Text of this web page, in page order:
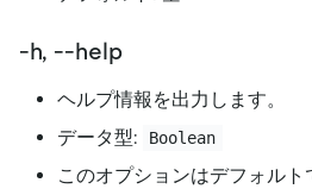
-h, --help
ヘルプ情報を出力します。
データ型:
Boolean
このオプションはデフォル